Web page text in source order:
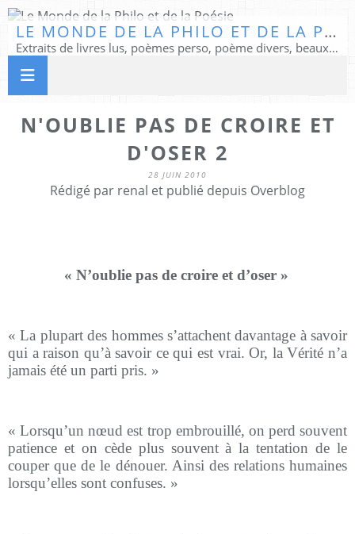
LE MONDE DE LA PHILO ET DE LA POÉSIE
Extraits de livres lus, poèmes perso, poème divers, beaux textes...
N'OUBLIE PAS DE CROIRE ET
D'OSER 2
28 JUIN 2010
Rédigé par renal et publié depuis Overblog
« N’oublie pas de croire et d’oser »
« La plupart des hommes s’attachent davantage à savoir
qui a raison qu’à savoir ce qui est vrai. Or, la Vérité n’a
jamais été un parti pris. »
« Lorsqu’un nœud est trop embrouillé, on perd souvent
patience et on cède plus souvent à la tentation de le
couper que de le dénouer. Ainsi des relations humaines
lorsqu’elles sont confuses. »